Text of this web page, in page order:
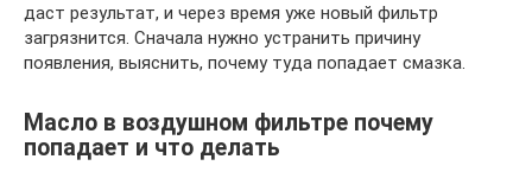
даст результат, и через время уже новый фильтр
загрязнится. Сначала нужно устранить причину
появления, выяснить, почему туда попадает смазка.
Масло в воздушном фильтре почему
попадает и что делать